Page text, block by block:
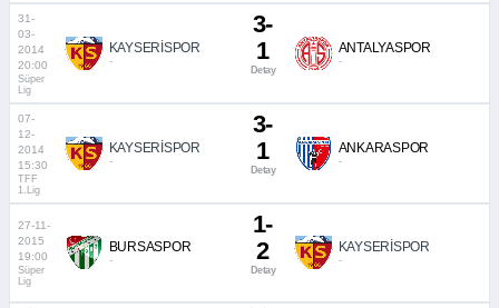
31-
03-
2014
20:00
Süper
Lig
KAYSERİSPOR
-
3-
1
Detay
ANTALYASPOR
-
07-
12-
2014
15:30
TFF
1.Lig
KAYSERİSPOR
-
3-
1
Detay
ANKARASPOR
-
27-11-
2015
19:00
Süper
Lig
BURSASPOR
-
1-
2
Detay
KAYSERİSPOR
-